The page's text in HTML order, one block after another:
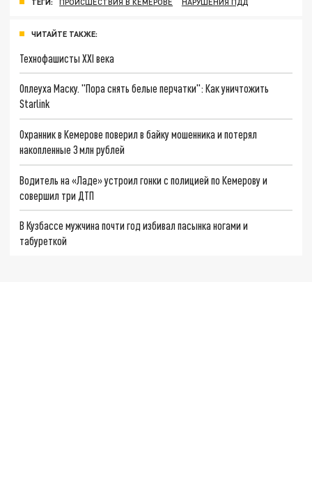
ЧИТАЙТЕ ТАКЖЕ:
Технофашисты XXI века
Оплеуха Маску. "Пора снять белые перчатки": Как уничтожить
Starlink
Охранник в Кемерове поверил в байку мошенника и потерял
накопленные 3 млн рублей
Водитель на «Ладе» устроил гонки с полицией по Кемерову и
совершил три ДТП
В Кузбассе мужчина почти год избивал пасынка ногами и
табуреткой